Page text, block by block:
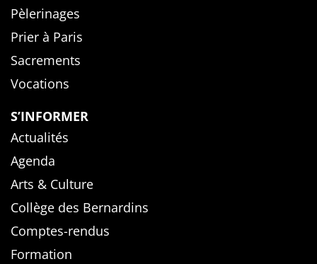
Pèlerinages
Prier à Paris
Sacrements
Vocations
S’INFORMER
Actualités
Agenda
Arts & Culture
Collège des Bernardins
Comptes-rendus
Formation